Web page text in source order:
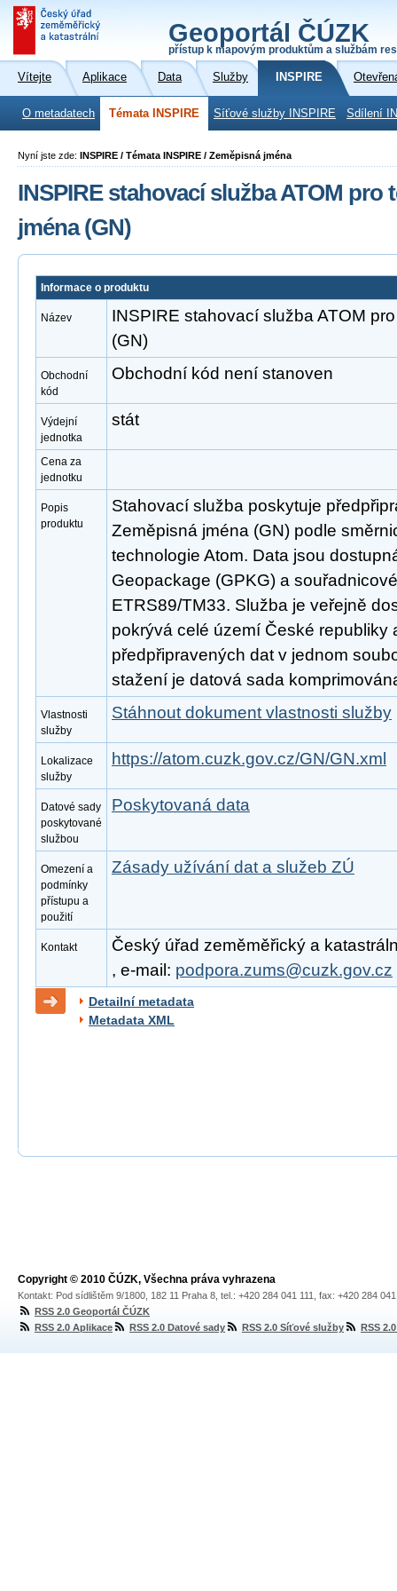
Geoportál ČÚZK
přístup k mapovým produktům a službám
Vítejte Aplikace Data Služby INSPIRE
O metadatech Témata INSPIRE Síťové služby INSPIRE Sdílení
Nyní jste zde: INSPIRE / Témata INSPIRE / Zeměpisná jména
INSPIRE stahovací služba ATOM pro
jména (GN)
Informace o produktu
Název
INSPIRE stahovací služba ATOM
(GN)
Obchodní
kód
Obchodní kód není stanoven
Výdejní
jednotka
stát
Cena za
jednotku
Popis
produktu
Stahovací služba poskytuje
Zeměpisná jména (GN) podle
technologie Atom. Data jsou
Geopackage (GPKG) a
ETRS89/TM33. Služba je veřejně
pokrývá celé území České republiky
předpřipravených dat v jednom
stažení je datová sada
Vlastnosti
služby
Stáhnout dokument vlastnosti služby
Lokalizace
služby
https://atom.cuzk.gov.cz/GN/GN.xml
Datové sady
poskytované
službou
Poskytovaná data
Omezení a
podmínky
přístupu a
použití
Zásady užívání dat a služeb ZÚ
Kontakt
Český úřad zeměměřický a
, e-mail: podpora.zums@cuzk.gov.cz
Detailní metadata
Metadata XML
Copyright © 2010 ČÚZK, Všechna práva vyhrazena
Kontakt: Pod sídlištěm 9/1800, 182 11 Praha 8, tel.: +420 284 041 111, fax: +420 284
RSS 2.0 Geoportál ČÚZK
RSS 2.0 Aplikace
RSS 2.0 Datové sady RSS 2.0 Síťové služby RSS